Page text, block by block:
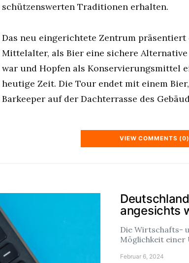
schützenswerten Traditionen erhalten.
Das neu eingerichtete Zentrum
Mittelalter, als Bier eine sichere
war und Hopfen als Konservierungsmittel
heutige Zeit. Die Tour endet mit einem
Barkeeper auf der Dachterrasse des
VIEW COMMENTS (0)
angesichts
Die Wirtschafts-
Möglichkeit
Februar 6, 2024